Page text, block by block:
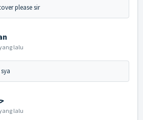
please sir
lalu
lalu